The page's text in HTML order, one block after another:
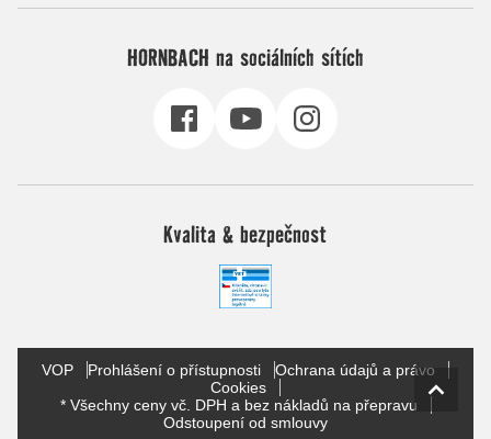
HORNBACH na sociálních sítích
Kvalita & bezpečnost
VOP Prohlášení o přístupnosti
Ochrana údajů a právo
Cookies
* Všechny ceny vč. DPH a bez nákladů na přepravu
Odstoupení od smlouvy